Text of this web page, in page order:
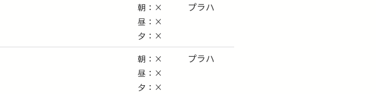
朝：×
昼：×
夕：×
プラハ
朝：×
昼：×
夕：×
プラハ